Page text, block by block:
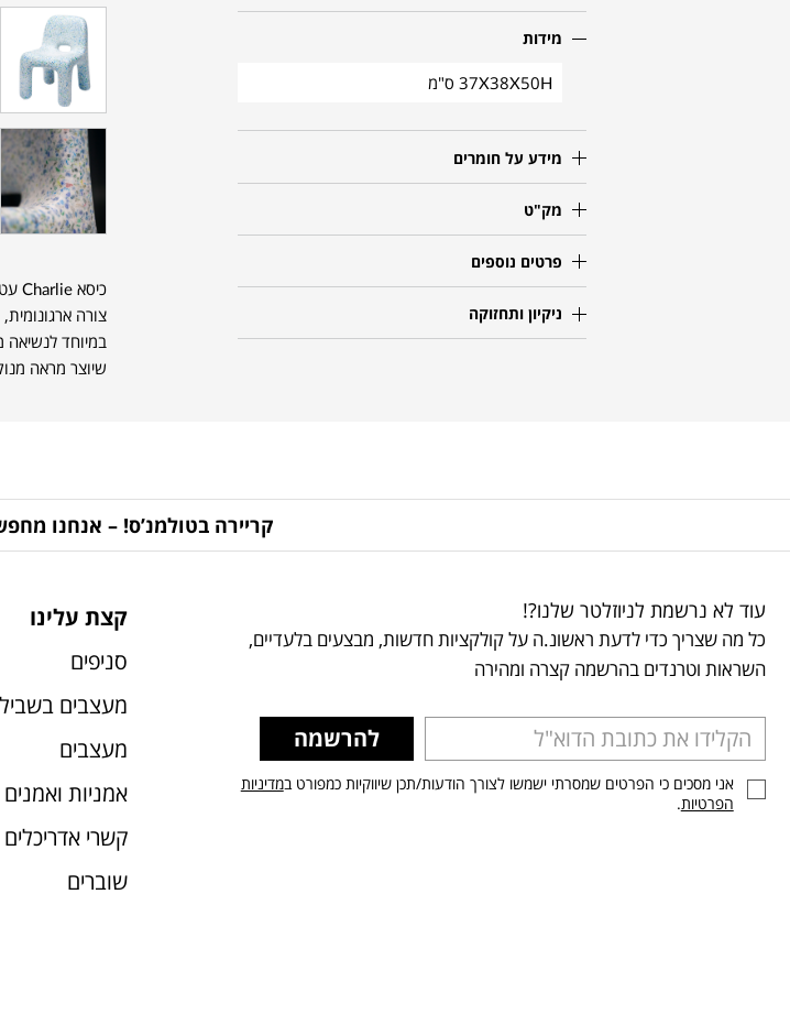
מידות
37X38X50H ס"מ
מידע על חומרים
מק"ט
פרטים נוספים
ניקיון ותחזוקה
כיסא Charlie עטור הפרסים של המותג הבלגי
צורה
במיוחד לנשיאה
שיוצר מראה
קריירה בטולמנ’ס! – אנחנו
עוד לא נרשמת לניוזלטר שלנו?!
כל מה שצריך כדי לדעת ראשונ.ה על קולקציות חדשות, מבצעים בלעדיים,
השראות וטרנדים בהרשמה קצרה ומהירה
להרשמה
אני מסכים כי הפרטים שמסרתי ישמשו לצורך הודעות/תכן שיווקיות כמפורט במדיניות
הפרטיות.
קצת עלינו
סניפים
מעצבים
מעצבים
אמניות ואמנים
קשרי אדריכלים
שוברים